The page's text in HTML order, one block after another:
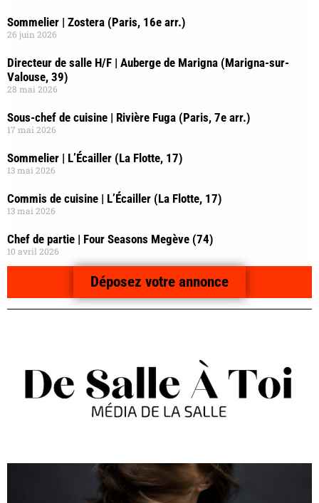
Sommelier | Zostera (Paris, 16e arr.)
26 juin 2026
Directeur de salle H/F | Auberge de Marigna (Marigna-sur-
Valouse, 39)
28 mai 2026
Sous-chef de cuisine | Rivière Fuga (Paris, 7e arr.)
17 mai 2026
Sommelier | L’Écailler (La Flotte, 17)
13 mai 2026
Commis de cuisine | L’Écailler (La Flotte, 17)
13 mai 2026
Chef de partie | Four Seasons Megève (74)
10 avril 2026
Déposez votre annonce